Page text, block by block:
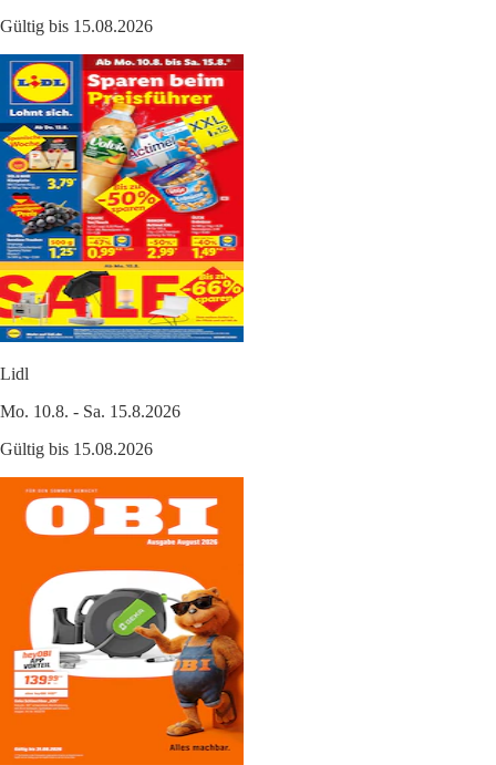
Gültig bis 15.08.2026
Lidl
Mo. 10.8. - Sa. 15.8.2026
Gültig bis 15.08.2026